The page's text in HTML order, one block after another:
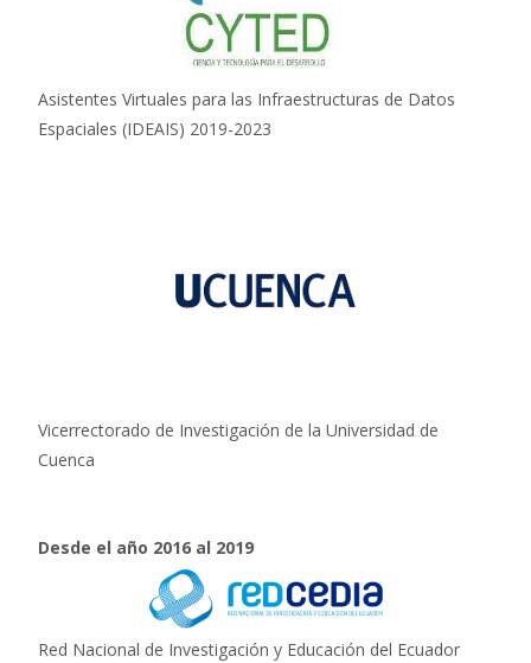
Asistentes Virtuales para las Infraestructuras de Datos
Espaciales (IDEAIS) 2019-2023
Vicerrectorado de Investigación de la Universidad de
Cuenca
Desde el año 2016 al 2019
Red Nacional de Investigación y Educación del Ecuador